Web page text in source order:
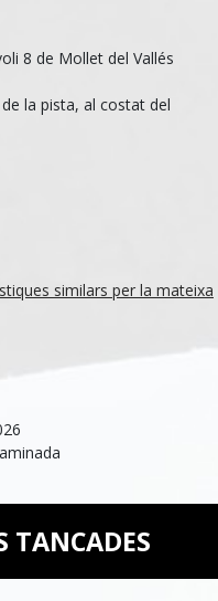
8 de Mollet del Vallés
la pista, al costat del
similars per la mateixa
TANCADES